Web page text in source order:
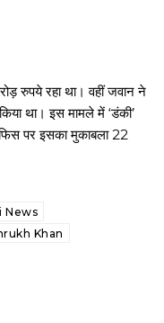
रुपये रहा था। वहीं जवान ने
था। इस मामले में ‘डंकी’
पर इसका मुकाबला 22
News
Khan